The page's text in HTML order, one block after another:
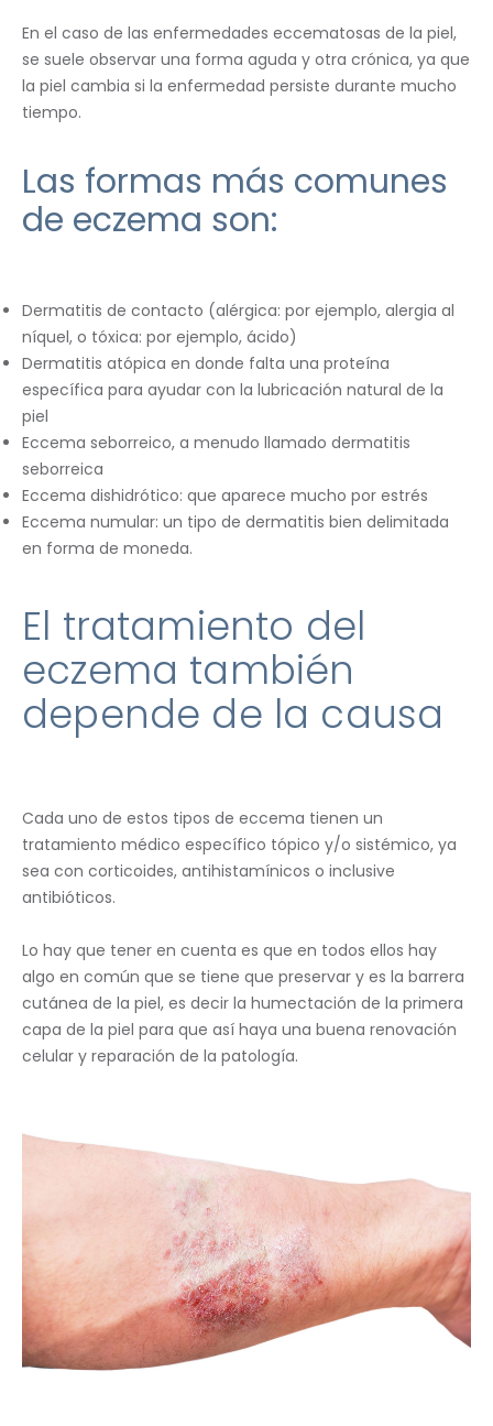
En el caso de las enfermedades eccematosas de la piel,
se suele observar una forma aguda y otra crónica, ya que
la piel cambia si la enfermedad persiste durante mucho
tiempo.
Las formas más comunes
de eczema son:
Dermatitis de contacto (alérgica: por ejemplo, alergia al
níquel, o tóxica: por ejemplo, ácido)
Dermatitis atópica en donde falta una proteína
específica para ayudar con la lubricación natural de la
piel
Eccema seborreico, a menudo llamado dermatitis
seborreica
Eccema dishidrótico: que aparece mucho por estrés
Eccema numular: un tipo de dermatitis bien delimitada
en forma de moneda.
El tratamiento del
eczema también
depende de la causa
Cada uno de estos tipos de eccema tienen un
tratamiento médico específico tópico y/o sistémico, ya
sea con corticoides, antihistamínicos o inclusive
antibióticos.
Lo hay que tener en cuenta es que en todos ellos hay
algo en común que se tiene que preservar y es la barrera
cutánea de la piel, es decir la humectación de la primera
capa de la piel para que así haya una buena renovación
celular y reparación de la patología.